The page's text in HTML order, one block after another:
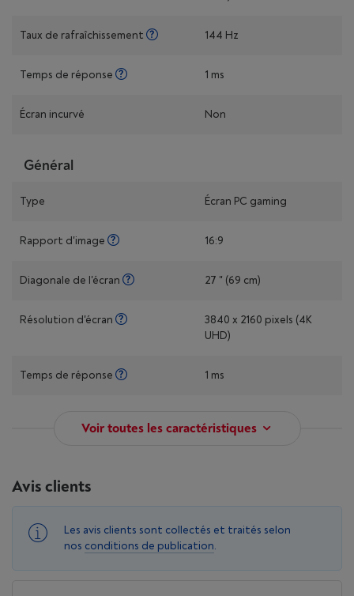
Taux de rafraîchissement 144 Hz
Temps de réponse 1 ms
Écran incurvé Non
Général
Type Écran PC gaming
Rapport d'image 16:9
Diagonale de l'écran 27 " (69 cm)
Résolution d'écran
3840 x 2160 pixels (4K
UHD)
Temps de réponse 1 ms
Voir toutes les caractéristiques
Avis clients
Les avis clients sont collectés et traités selon
nos conditions de publication.